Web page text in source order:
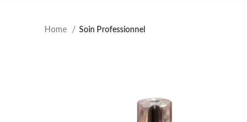
Home Soin Professionnel